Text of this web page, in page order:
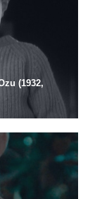
(1932,